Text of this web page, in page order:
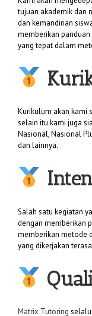
tujuan akademik dan
dan kemandirian
memberikan
yang tepat dalam
Kurikulum akan kami
selain itu kami juga
Nasional, Nasional
dan lainnya.
Salah satu kegiatan
dengan memberikan
memberikan metode
yang dikerjakan
Matrix Tutoring